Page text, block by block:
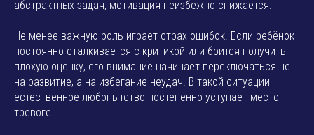
абстрактных задач, мотивация неизбежно снижается.
Не менее важную роль играет страх ошибок. Если ребёнок
постоянно сталкивается с критикой или боится получить
плохую оценку, его внимание начинает переключаться не
на развитие, а на избегание неудач. В такой ситуации
естественное любопытство постепенно уступает место
тревоге.